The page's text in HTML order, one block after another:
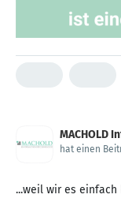
MACHOLD
hat einen
...weil wir es einfach